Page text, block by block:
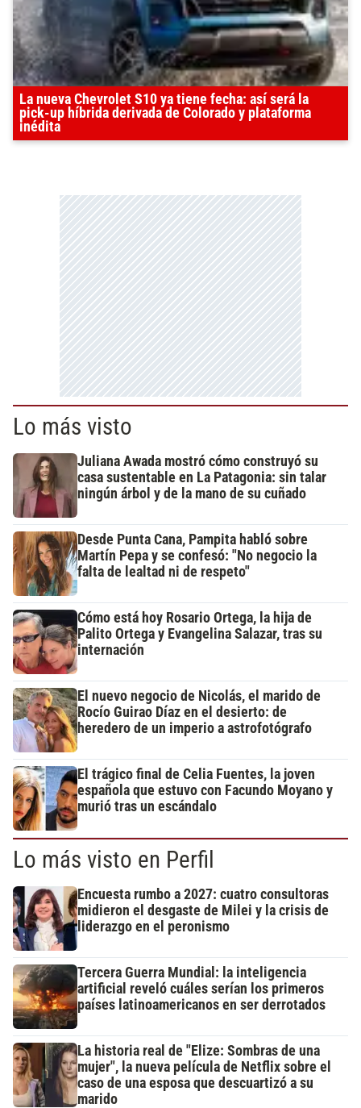
La nueva Chevrolet S10 ya tiene fecha: así será la
pick-up híbrida derivada de Colorado y plataforma
inédita
Lo más visto
Juliana Awada mostró cómo construyó su
casa sustentable en La Patagonia: sin talar
ningún árbol y de la mano de su cuñado
Desde Punta Cana, Pampita habló sobre
Martín Pepa y se confesó: "No negocio la
falta de lealtad ni de respeto"
Cómo está hoy Rosario Ortega, la hija de
Palito Ortega y Evangelina Salazar, tras su
internación
El nuevo negocio de Nicolás, el marido de
Rocío Guirao Díaz en el desierto: de
heredero de un imperio a astrofotógrafo
El trágico final de Celia Fuentes, la joven
española que estuvo con Facundo Moyano y
murió tras un escándalo
Lo más visto en Perfil
Encuesta rumbo a 2027: cuatro consultoras
midieron el desgaste de Milei y la crisis de
liderazgo en el peronismo
Tercera Guerra Mundial: la inteligencia
artificial reveló cuáles serían los primeros
países latinoamericanos en ser derrotados
La historia real de "Elize: Sombras de una
mujer", la nueva película de Netflix sobre el
caso de una esposa que descuartizó a su
marido